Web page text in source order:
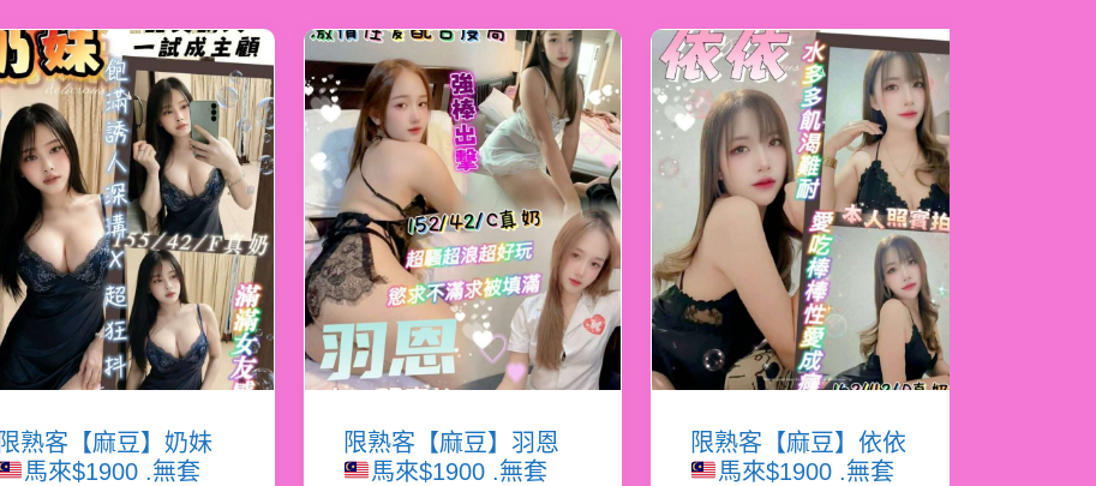
限熟客【麻豆】奶妹
馬來$1900 .無套
限熟客【麻豆】羽恩
馬來$1900 .無套
限熟客【麻豆】依依
馬來$1900 .無套